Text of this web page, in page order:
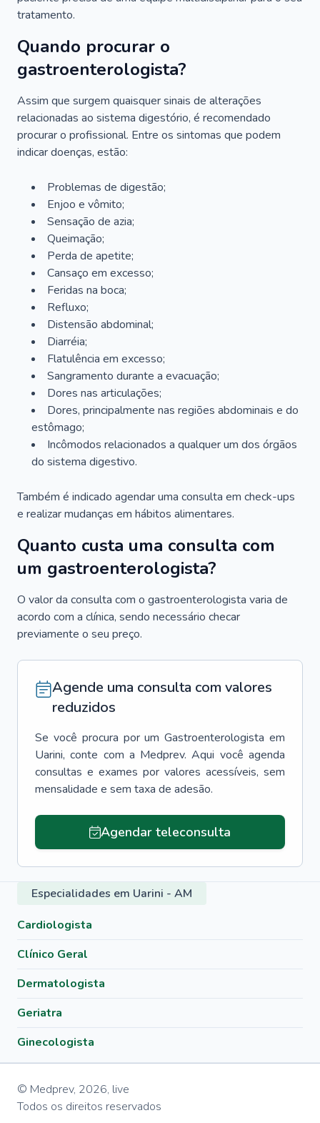
tratamento.
Quando procurar o
gastroenterologista?
Assim que surgem quaisquer sinais de alterações
relacionadas ao sistema digestório, é recomendado
procurar o profissional. Entre os sintomas que podem
indicar doenças, estão:
Problemas de digestão;
Enjoo e vômito;
Sensação de azia;
Queimação;
Perda de apetite;
Cansaço em excesso;
Feridas na boca;
Refluxo;
Distensão abdominal;
Diarréia;
Flatulência em excesso;
Sangramento durante a evacuação;
Dores nas articulações;
Dores, principalmente nas regiões abdominais e do
estômago;
Incômodos relacionados a qualquer um dos órgãos
do sistema digestivo.
Também é indicado agendar uma consulta em check-ups
e realizar mudanças em hábitos alimentares.
Quanto custa uma consulta com
um gastroenterologista?
O valor da consulta com o gastroenterologista varia de
acordo com a clínica, sendo necessário checar
previamente o seu preço.
Agende uma consulta com valores
reduzidos
Se você procura por um Gastroenterologista em
Uarini, conte com a Medprev. Aqui você agenda
consultas e exames por valores acessíveis, sem
mensalidade e sem taxa de adesão.
Agendar teleconsulta
Especialidades em Uarini - AM
Cardiologista
Clínico Geral
Dermatologista
Geriatra
Ginecologista
© Medprev, 2026, live
Todos os direitos reservados